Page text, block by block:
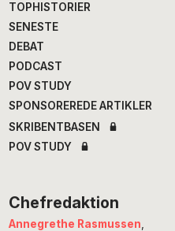
TOPHISTORIER
SENESTE
DEBAT
PODCAST
POV STUDY
SPONSOREREDE ARTIKLER
SKRIBENTBASEN
POV STUDY
Chefredaktion
Annegrethe Rasmussen